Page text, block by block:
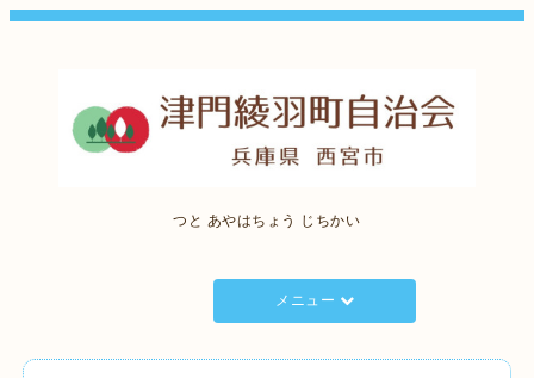
つと あやはちょう じちかい
メニュー